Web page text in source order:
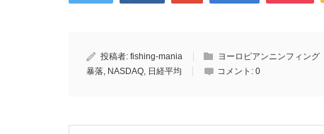
投稿者: fishing-mania ヨーロピアンニンフィング
暴落, NASDAQ, 日経平均 コメント: 0